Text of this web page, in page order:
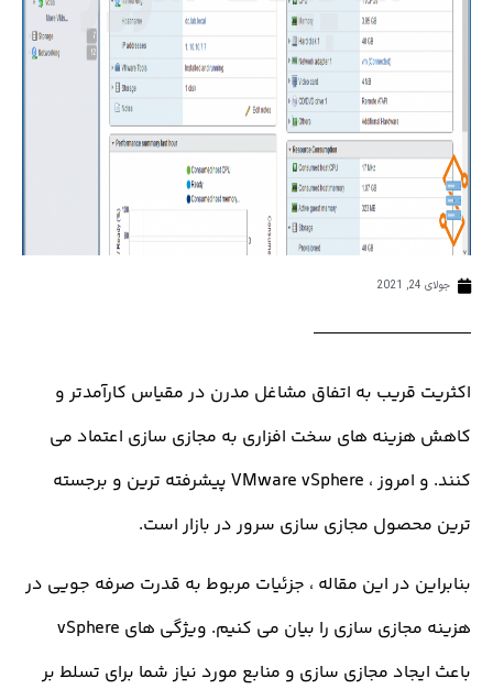
قریب به اتفاق مشاغل مدرن در مقیاس کارآمدتر و
های سخت افزاری به مجازی سازی اعتماد می
کنند. و امروز ، VMware vSphere پیشرفته ترین و برجسته
مجازی سازی سرور در بازار است.
در این مقاله ، جزئیات مربوط به قدرت صرفه جویی در
هزینه مجازی سازی را بیان می کنیم. ویژگی های vSphere
مجازی سازی و منابع مورد نیاز شما برای تسلط بر